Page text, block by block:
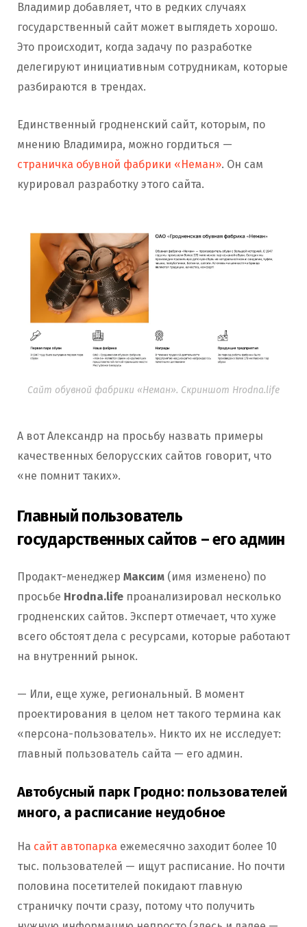
Владимир добавляет, что в редких случаях
государственный сайт может выглядеть хорошо.
Это происходит, когда задачу по разработке
делегируют инициативным сотрудникам, которые
разбираются в трендах.
Единственный гродненский сайт, которым, по
мнению Владимира, можно гордиться —
страничка обувной фабрики «Неман». Он сам
курировал разработку этого сайта.
Сайт обувной фабрики «Неман». Скриншот Hrodna.life
А вот Александр на просьбу назвать примеры
качественных белорусских сайтов говорит, что
«не помнит таких».
Главный пользователь
государственных сайтов – его админ
Продакт-менеджер Максим (имя изменено) по
просьбе Hrodna.life проанализировал несколько
гродненских сайтов. Эксперт отмечает, что хуже
всего обстоят дела с ресурсами, которые работают
на внутренний рынок.
— Или, еще хуже, региональный. В момент
проектирования в целом нет такого термина как
«персона-пользователь». Никто их не исследует:
главный пользователь сайта — его админ.
Автобусный парк Гродно: пользователей
много, а расписание неудобное
На сайт автопарка ежемесячно заходит более 10
тыс. пользователей — ищут расписание. Но почти
половина посетителей покидают главную
страничку почти сразу, потому что получить